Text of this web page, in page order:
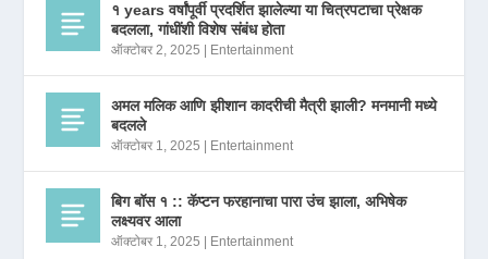
१ years वर्षांपूर्वी प्रदर्शित झालेल्या या चित्रपटाचा प्रेक्षक
बदलला, गांधींशी विशेष संबंध होता
ऑक्टोबर 2, 2025 Entertainment
अमल मलिक आणि झीशान कादरीची मैत्री झाली? मनमानी मध्ये
बदलले
ऑक्टोबर 1, 2025 Entertainment
बिग बॉस १ :: कॅप्टन फरहानाचा पारा उंच झाला, अभिषेक
लक्ष्यवर आला
ऑक्टोबर 1, 2025 Entertainment